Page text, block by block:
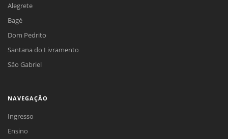
Alegrete
Bagé
Dom Pedrito
Santana do Livramento
São Gabriel
NAVEGAÇÃO
Ingresso
Ensino